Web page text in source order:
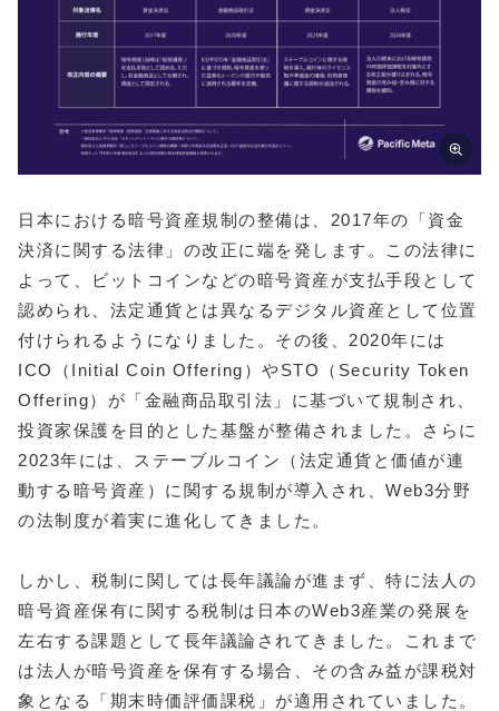
日本における暗号資産規制の整備は、2017年の「資金
決済に関する法律」の改正に端を発します。この法律に
よって、ビットコインなどの暗号資産が支払手段として
認められ、法定通貨とは異なるデジタル資産として位置
付けられるようになりました。その後、2020年には
ICO（Initial Coin Offering）やSTO（Security Token
Offering）が「金融商品取引法」に基づいて規制され、
投資家保護を目的とした基盤が整備されました。さらに
2023年には、ステーブルコイン（法定通貨と価値が連
動する暗号資産）に関する規制が導入され、Web3分野
の法制度が着実に進化してきました。
しかし、税制に関しては長年議論が進まず、特に法人の
暗号資産保有に関する税制は日本のWeb3産業の発展を
左右する課題として長年議論されてきました。これまで
は法人が暗号資産を保有する場合、その含み益が課税対
象となる「期末時価評価課税」が適用されていました。